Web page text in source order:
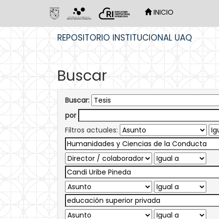
INICIO
REPOSITORIO INSTITUCIONAL UAQ
Buscar
Buscar:
por
Filtros actuales: